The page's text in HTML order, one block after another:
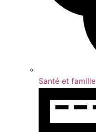
Santé et famille